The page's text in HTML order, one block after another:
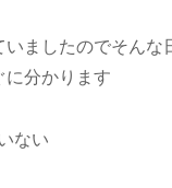
ましたのでそんな
に分かります
ない